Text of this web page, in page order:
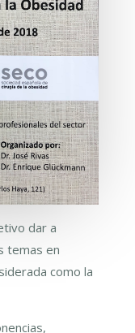
dar a
temas en
como la